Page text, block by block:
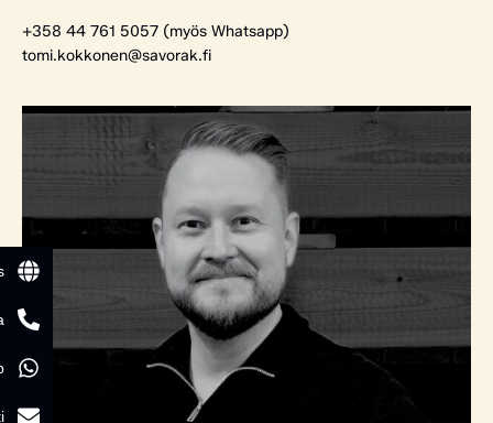
+358 44 761 5057 (myös Whatsapp)
tomi.kokkonen@savorak.fi